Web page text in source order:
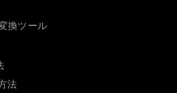
換ツール
法